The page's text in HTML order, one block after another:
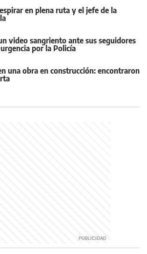
en plena ruta y el jefe de la
video sangriento ante sus seguidores
por la Policía
una obra en construcción: encontraron